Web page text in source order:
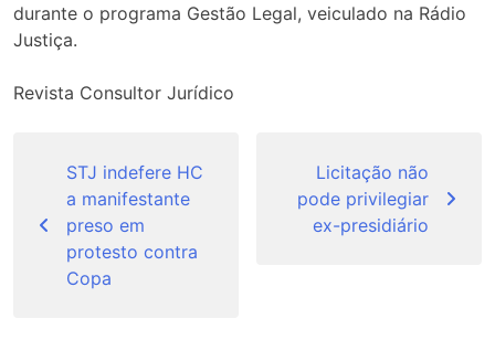
durante o programa Gestão Legal, veiculado na Rádio
Justiça.
Revista Consultor Jurídico
Post
STJ indefere HC
a manifestante
preso em
protesto contra
Copa
Licitação não
pode privilegiar
ex-presidiário